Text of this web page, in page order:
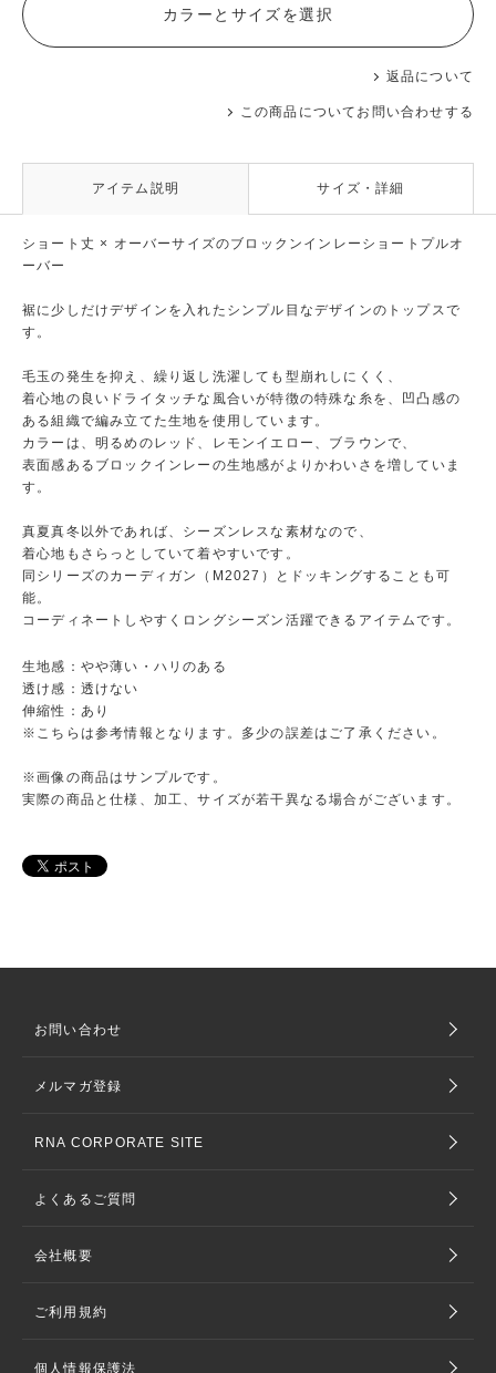
返品について
この商品についてお問い合わせする
カラーとサイズを選択
アイテム説明 サイズ・詳細
ショート丈 × オーバーサイズのブロックンインレーショートプルオ
ーバー
裾に少しだけデザインを入れたシンプル目なデザインのトップスで
す。
毛玉の発生を抑え、繰り返し洗濯しても型崩れしにくく、
着心地の良いドライタッチな風合いが特徴の特殊な糸を、凹凸感の
ある組織で編み立てた生地を使用しています。
カラーは、明るめのレッド、レモンイエロー、ブラウンで、
表面感あるブロックインレーの生地感がよりかわいさを増していま
す。
真夏真冬以外であれば、シーズンレスな素材なので、
着心地もさらっとしていて着やすいです。
同シリーズのカーディガン（M2027）とドッキングすることも可
能。
コーディネートしやすくロングシーズン活躍できるアイテムです。
生地感：やや薄い・ハリのある
透け感：透けない
伸縮性：あり
※こちらは参考情報となります。多少の誤差はご了承ください。
※画像の商品はサンプルです。
実際の商品と仕様、加工、サイズが若干異なる場合がございます。
お問い合わせ
メルマガ登録
RNA CORPORATE SITE
よくあるご質問
会社概要
ご利用規約
個人情報保護法